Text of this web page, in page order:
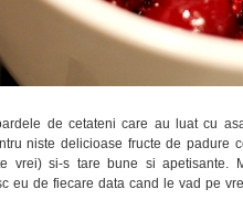
de cetateni care au luat cu
niste delicioase fructe de padure
vrei) si-s tare bune si apetisante.
eu de fiecare data cand le vad pe